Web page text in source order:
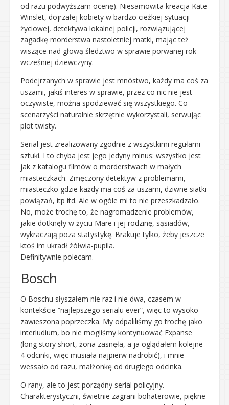
od razu podwyższam ocenę). Niesamowita kreacja Kate
Winslet, dojrzałej kobiety w bardzo cieżkiej sytuacji
życiowej, detektywa lokalnej policji, rozwiązującej
zagadkę morderstwa nastoletniej matki, mając też
wiszące nad głową śledztwo w sprawie porwanej rok
wcześniej dziewczyny.
Podejrzanych w sprawie jest mnóstwo, każdy ma coś za
uszami, jakiś interes w sprawie, przez co nic nie jest
oczywiste, można spodziewać się wszystkiego. Co
scenarzyści naturalnie skrzętnie wykorzystali, serwując
plot twisty.
Serial jest zrealizowany zgodnie z wszystkimi regułami
sztuki. I to chyba jest jego jedyny minus: wszystko jest
jak z katalogu filmów o morderstwach w małych
miasteczkach. Zmęczony detektyw z problemami,
miasteczko gdzie każdy ma coś za uszami, dziwne siatki
powiązań, itp itd. Ale w ogóle mi to nie przeszkadzało.
No, może trochę to, że nagromadzenie problemów,
jakie dotknęły w życiu Mare i jej rodzinę, sąsiadów,
wykraczają poza statystykę. Brakuje tylko, żeby jeszcze
ktoś im ukradł żółwia-pupila.
Definitywnie polecam.
Bosch
O Boschu słyszałem nie raz i nie dwa, czasem w
kontekście “najlepszego serialu ever”, więc to wysoko
zawieszona poprzeczka. My odpaliliśmy go trochę jako
interludium, bo nie mogliśmy kontynuować Expanse
(long story short, żona zasnęła, a ja oglądałem kolejne
4 odcinki, więc musiała najpierw nadrobić), i mnie
wessało od razu, małżonkę od drugiego odcinka.
O rany, ale to jest porządny serial policyjny.
Charakterystyczni, świetnie zagrani bohaterowie, piękne